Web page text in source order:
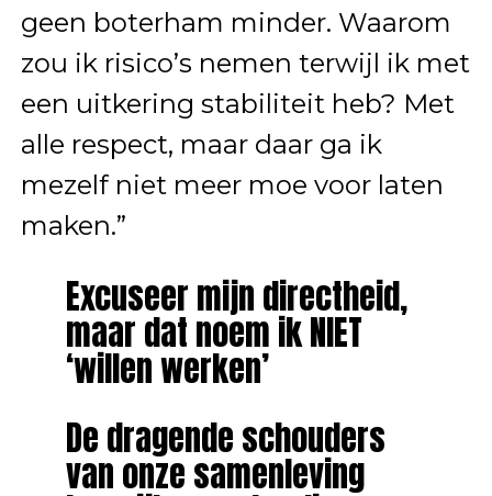
geen boterham minder. Waarom
zou ik risico’s nemen terwijl ik met
een uitkering stabiliteit heb? Met
alle respect, maar daar ga ik
mezelf niet meer moe voor laten
maken.”
Excuseer mijn directheid,
maar dat noem ik NIET
‘willen werken’
De dragende schouders
van onze samenleving